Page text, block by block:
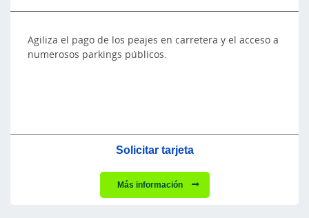
Agiliza el pago de los peajes en carretera y el acceso a
numerosos parkings públicos.
Solicitar tarjeta
Más información